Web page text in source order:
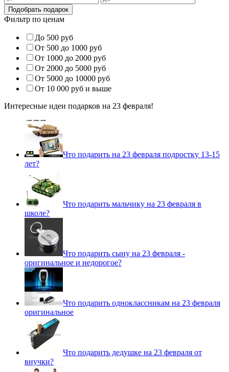
Фильтр по ценам
До 500 руб
От 500 до 1000 руб
От 1000 до 2000 руб
От 2000 до 5000 руб
От 5000 до 10000 руб
От 10 000 руб и выше
Интересные идеи подарков на 23 февраля!
Что подарить на 23 февраля подростку 13-15
лет?
Что подарить мальчику на 23 февраля в
школе?
Что подарить сыну на 23 февраля -
оригинальное и недорогое?
Что подарить одноклассникам на 23 февраля
оригинальное
Что подарить дедушке на 23 февраля от
внучки?